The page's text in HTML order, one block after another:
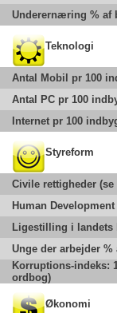
Underernæring % af
Teknologi
Antal Mobil pr 100
Antal PC pr 100
Internet pr 100
Styreform
Civile rettigheder
Human
Ligestilling i landets
Unge der arbejder %
Korruptions-indeks:
ordbog)
Økonomi